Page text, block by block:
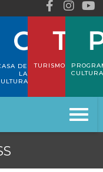
F
a
c
o
-
I
n
g
r
m
Y
o
u
u
b
e
DE
LA
TURISMO